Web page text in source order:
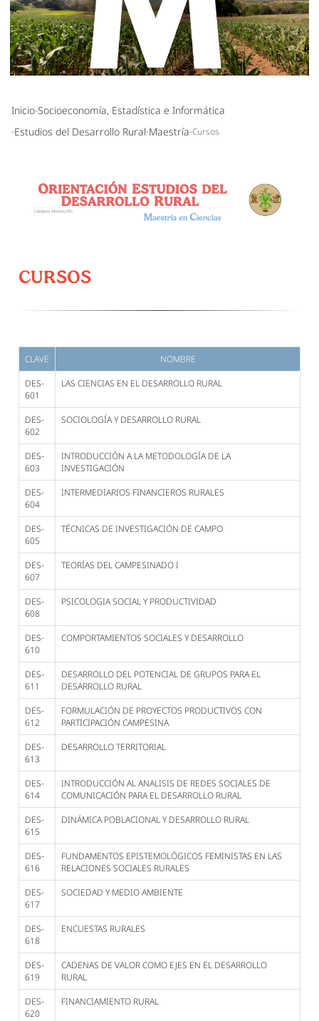
Inicio Socioeconomía, Estadística e Informática
Estudios del Desarrollo Rural Maestría Cursos
CURSOS
CLAVE
NOMBRE
DES-
601
LAS CIENCIAS EN EL DESARROLLO RURAL
DES-
602
SOCIOLOGÍA Y DESARROLLO RURAL
DES-
603
INTRODUCCIÓN A LA METODOLOGÍA DE LA
INVESTIGACIÓN
DES-
604
INTERMEDIARIOS FINANCIEROS RURALES
DES-
605
TÉCNICAS DE INVESTIGACIÓN DE CAMPO
DES-
607
TEORÍAS DEL CAMPESINADO I
DES-
608
PSICOLOGIA SOCIAL Y PRODUCTIVIDAD
DES-
610
COMPORTAMIENTOS SOCIALES Y DESARROLLO
DES-
611
DESARROLLO DEL POTENCIAL DE GRUPOS PARA EL
DESARROLLO RURAL
DES-
612
FORMULACIÓN DE PROYECTOS PRODUCTIVOS CON
PARTICIPACIÓN CAMPESINA
DES-
613
DESARROLLO TERRITORIAL
DES-
614
INTRODUCCIÓN AL ANALISIS DE REDES SOCIALES DE
COMUNICACIÓN PARA EL DESARROLLO RURAL
DES-
615
DINÁMICA POBLACIONAL Y DESARROLLO RURAL
DES-
616
FUNDAMENTOS EPISTEMOLÓGICOS FEMINISTAS EN LAS
RELACIONES SOCIALES RURALES
DES-
617
SOCIEDAD Y MEDIO AMBIENTE
DES-
618
ENCUESTAS RURALES
DES-
619
CADENAS DE VALOR COMO EJES EN EL DESARROLLO
RURAL
DES-
620
FINANCIAMIENTO RURAL